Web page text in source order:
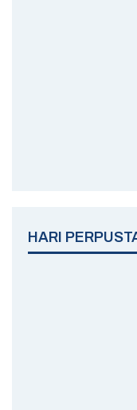
HARI